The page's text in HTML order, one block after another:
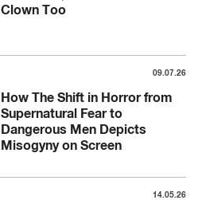
Clown Too
09.07.26
How The Shift in Horror from
Supernatural Fear to
Dangerous Men Depicts
Misogyny on Screen
14.05.26